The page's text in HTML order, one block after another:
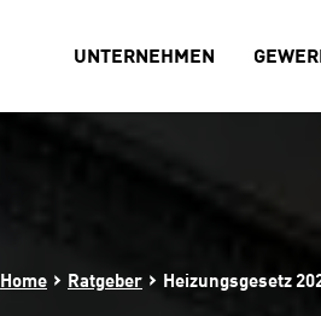
UNTERNEHMEN
Home › Ratgeber › Heizungsgesetz